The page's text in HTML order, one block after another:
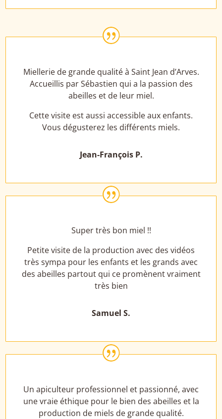
|
Miellerie de grande qualité à Saint Jean d’Arves.
Accueillis par Sébastien qui a la passion des
abeilles et de leur miel.
Cette visite est aussi accessible aux enfants.
Vous dégusterez les différents miels.
Jean-François P.
|
Super très bon miel !!
Petite visite de la production avec des vidéos
très sympa pour les enfants et les grands avec
des abeilles partout qui ce promènent vraiment
très bien
Samuel S.
|
Un apiculteur professionnel et passionné, avec
une vraie éthique pour le bien des abeilles et la
production de miels de grande qualité.